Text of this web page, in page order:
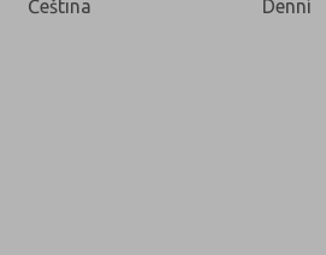
Čeština Denní